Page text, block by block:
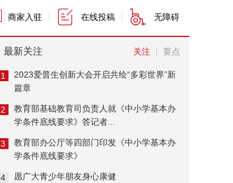
商家入驻 在线投稿 无障碍
最新关注 关注 要点
1
2023爱普生创新大会开启共绘“多彩世界”新
篇章
2
教育部基础教育司负责人就《中小学基本办
学条件底线要求》答记者...
3
教育部办公厅等四部门印发《中小学基本办
学条件底线要求》
4 愿广大青少年朋友身心康健